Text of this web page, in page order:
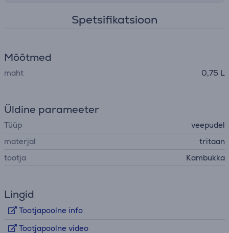
Spetsifikatsioon
Mõõtmed
maht 0,75 L
Üldine parameeter
Tüüp
veepudel
materjal
tritaan
tootja
Kambukka
Lingid
Tootjapoolne info
Tootjapoolne video